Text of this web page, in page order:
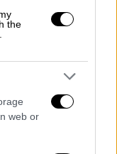
the
web or
έως το 74'
του και
μπήκε
μετά πέτυχε
δίχτυα με
σχεδόν
στις